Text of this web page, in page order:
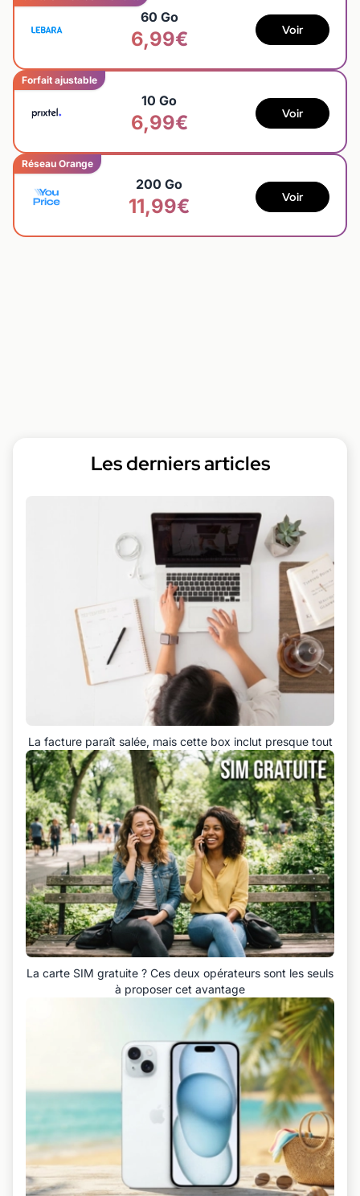
60 Go
6,99€ Voir
Forfait ajustable
10 Go
6,99€ Voir
Réseau Orange
200 Go
11,99€ Voir
Les derniers articles
La facture paraît salée, mais cette box inclut presque tout
La carte SIM gratuite ? Ces deux opérateurs sont les seuls
à proposer cet avantage